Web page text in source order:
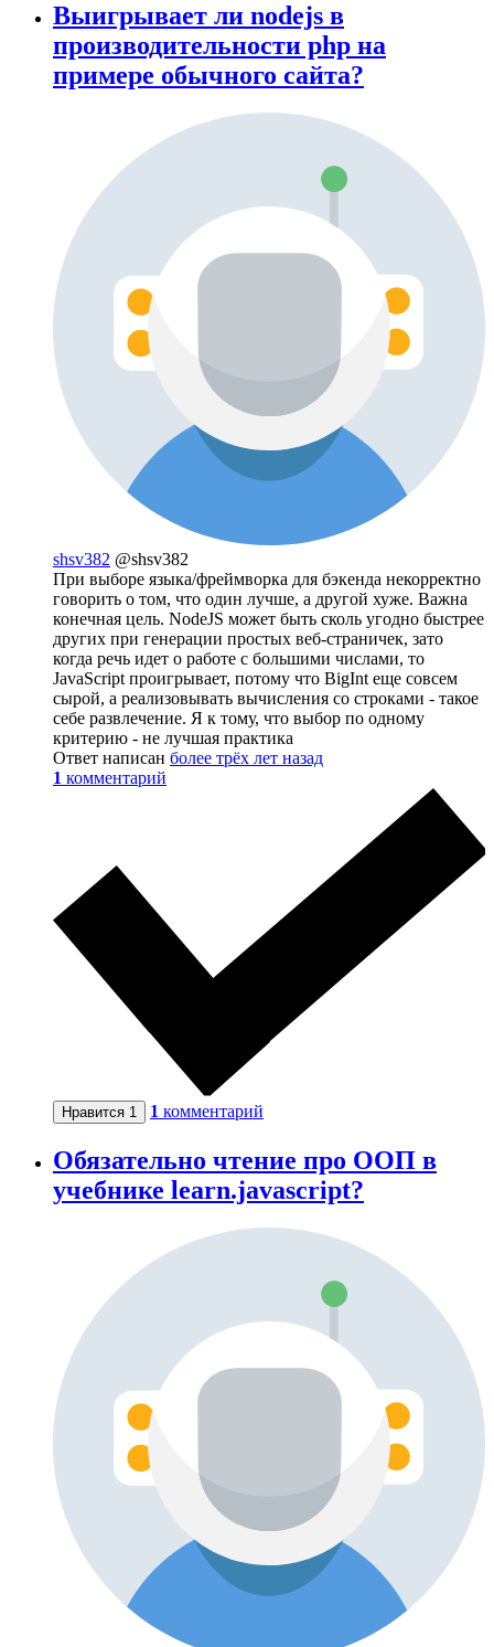
Выигрывает ли nodejs в
производительности php на
примере обычного сайта?
shsv382 @shsv382
При выборе языка/фреймворка для бэкенда некорректно
говорить о том, что один лучше, а другой хуже. Важна
конечная цель. NodeJS может быть сколь угодно быстрее
других при генерации простых веб-страничек, зато
когда речь идет о работе с большими числами, то
JavaScript проигрывает, потому что BigInt еще совсем
сырой, а реализовывать вычисления со строками - такое
себе развлечение. Я к тому, что выбор по одному
критерию - не лучшая практика
Ответ написан более трёх лет назад
1 комментарий
Нравится 1 1 комментарий
Обязательно чтение про ООП в
учебнике learn.javascript?